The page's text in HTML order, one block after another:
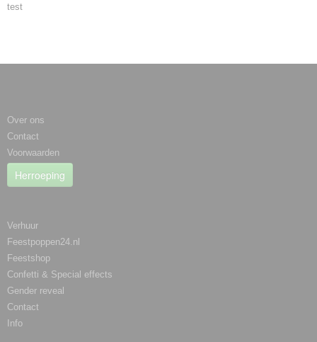
test
Over ons
Contact
Voorwaarden
Herroeping
Verhuur
Feestpoppen24.nl
Feestshop
Confetti & Special effects
Gender reveal
Contact
Info